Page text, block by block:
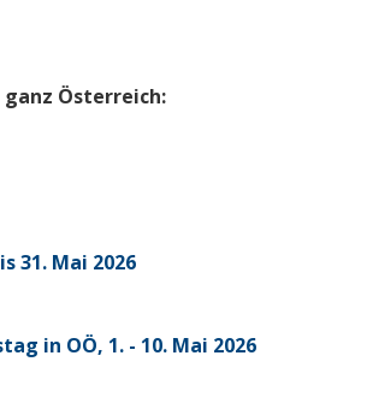
Österreich:
31. Mai 2026
in OÖ, 1. - 10. Mai 2026